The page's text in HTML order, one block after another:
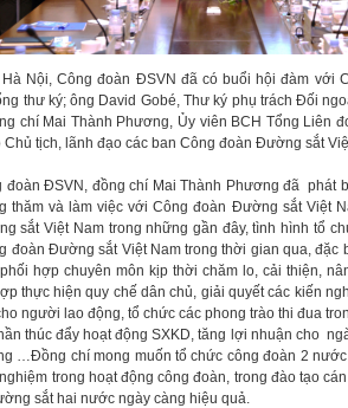
Nội, Công đoàn ĐSVN đã có buổi hội đàm với
thư ký; ông David Gobé, Thư ký phụ trách Đối
chí Mai Thành Phương, Ủy viên BCH Tổng Liên
Chủ tịch, lãnh đạo các ban Công đoàn Đường sắt
đoàn ĐSVN, đồng chí Mai Thành Phương đã phát
thăm và làm việc với Công đoàn Đường sắt Việt
sắt Việt Nam trong những gần đây, tình hình tổ
đoàn Đường sắt Việt Nam trong thời gian qua,
hợp chuyên môn kịp thời chăm lo, cải thiện,
thực hiện quy chế dân chủ, giải quyết các kiến
người lao động, tổ chức các phong trào thi đua
thúc đẩy hoạt động SXKD, tăng lợi nhuận cho
…Đồng chí mong muốn tổ chức công đoàn 2
trong hoạt động công đoàn, trong đào tạo
sắt hai nước ngày càng hiệu quả.